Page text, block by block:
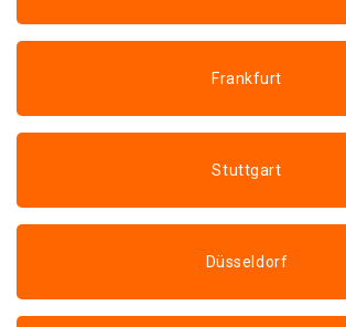
Frankfurt
Stuttgart
Düsseldorf